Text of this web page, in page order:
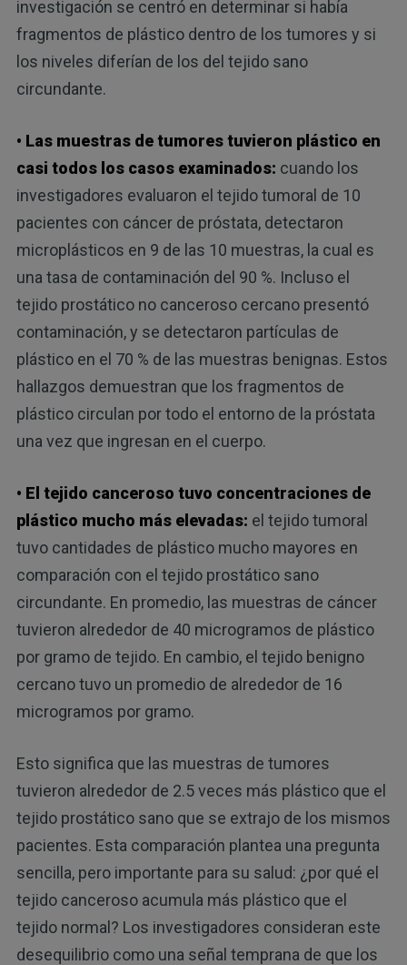
investigación se centró en determinar si había
fragmentos de plástico dentro de los tumores y si
los niveles diferían de los del tejido sano
circundante.
• Las muestras de tumores tuvieron plástico en
casi todos los casos examinados: cuando los
investigadores evaluaron el tejido tumoral de 10
pacientes con cáncer de próstata, detectaron
microplásticos en 9 de las 10 muestras, la cual es
una tasa de contaminación del 90 %. Incluso el
tejido prostático no canceroso cercano presentó
contaminación, y se detectaron partículas de
plástico en el 70 % de las muestras benignas. Estos
hallazgos demuestran que los fragmentos de
plástico circulan por todo el entorno de la próstata
una vez que ingresan en el cuerpo.
• El tejido canceroso tuvo concentraciones de
plástico mucho más elevadas: el tejido tumoral
tuvo cantidades de plástico mucho mayores en
comparación con el tejido prostático sano
circundante. En promedio, las muestras de cáncer
tuvieron alrededor de 40 microgramos de plástico
por gramo de tejido. En cambio, el tejido benigno
cercano tuvo un promedio de alrededor de 16
microgramos por gramo.
Esto significa que las muestras de tumores
tuvieron alrededor de 2.5 veces más plástico que el
tejido prostático sano que se extrajo de los mismos
pacientes. Esta comparación plantea una pregunta
sencilla, pero importante para su salud: ¿por qué el
tejido canceroso acumula más plástico que el
tejido normal? Los investigadores consideran este
desequilibrio como una señal temprana de que los